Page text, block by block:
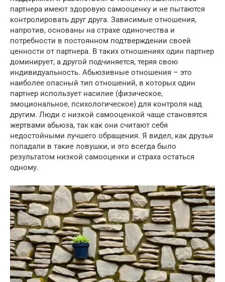
партнера имеют здоровую самооценку и не пытаются
контролировать друг друга. Зависимые отношения,
напротив, основаны на страхе одиночества и
потребности в постоянном подтверждении своей
ценности от партнера. В таких отношениях один партнер
доминирует, а другой подчиняется, теряя свою
индивидуальность. Абьюзивные отношения – это
наиболее опасный тип отношений, в которых один
партнер использует насилие (физическое,
эмоциональное, психологическое) для контроля над
другим. Люди с низкой самооценкой чаще становятся
жертвами абьюза, так как они считают себя
недостойными лучшего обращения. Я видел, как друзья
попадали в такие ловушки, и это всегда было
результатом низкой самооценки и страха остаться
одному.